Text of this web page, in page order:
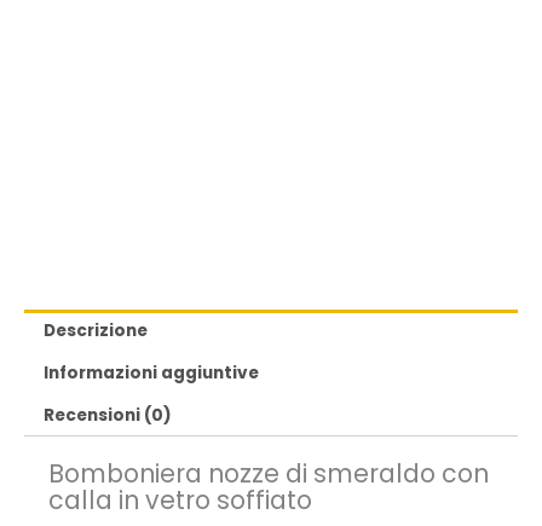
Descrizione
Informazioni aggiuntive
Recensioni (0)
Bomboniera nozze di smeraldo con
calla in vetro soffiato